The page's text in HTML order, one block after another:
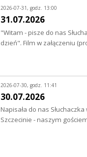
2026-07-31, godz. 13:00
31.07.2026
"Witam - pisze do nas
dzień". Film w załączeniu
2026-07-30, godz. 11:41
30.07.2026
Napisała do nas
Szczecinie - naszym